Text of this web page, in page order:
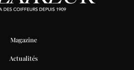
Magazine
Actualités